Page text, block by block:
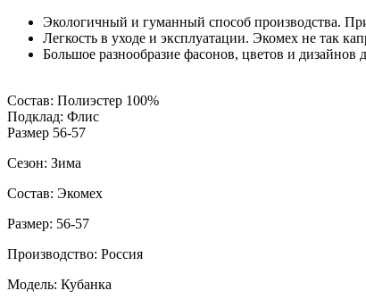
Экологичный и гуманный способ производства.
Легкость в уходе и эксплуатации. Экомех не так
Большое разнообразие фасонов, цветов и дизайнов
Состав: Полиэстер 100%
Подклад: Флис
Размер 56-57
Сезон: Зима
Состав: Экомех
Размер: 56-57
Производство: Россия
Модель: Кубанка